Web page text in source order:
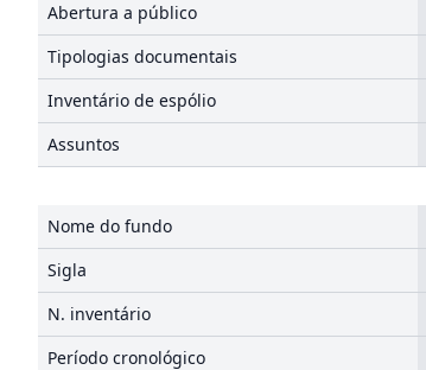
Abertura a público
Tipologias documentais
Inventário de espólio
Assuntos
Nome do fundo
Sigla
N. inventário
Período cronológico